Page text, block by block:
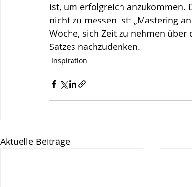
ist, um erfolgreich anzukommen.
nicht zu messen ist: „Mastering
Woche, sich Zeit zu nehmen
Satzes nachzudenken.
Inspiration
Aktuelle Beiträge